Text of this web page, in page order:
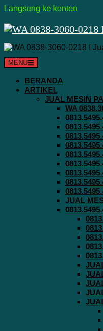
Langsung ke konten
MENU
BERANDA
ARTIKEL
JUAL MESIN
WA
JUAL